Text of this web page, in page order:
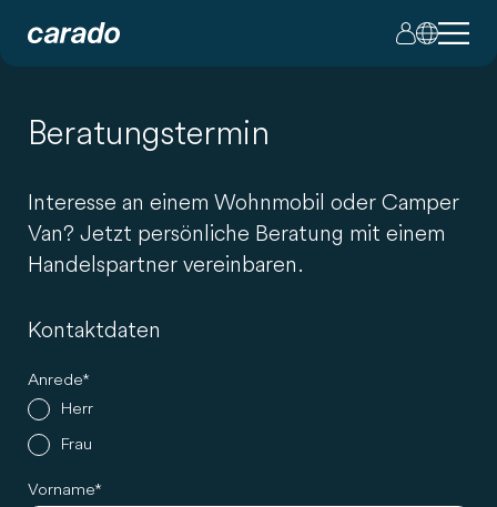
Beratungstermin
Interesse an einem Wohnmobil oder Camper
Van? Jetzt persönliche Beratung mit einem
Handelspartner vereinbaren.
Kontaktdaten
Anrede
Herr
Frau
Vorname